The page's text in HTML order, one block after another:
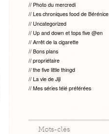
Photo du mercredi
Les chroniques food de Bérénice
Uncategorized
Up and down et tops five @en
Arrêt de la cigarette
Bons plans
propriétaire
the five little thingd
La vie de Jiji
Mes séries télé préférées
Mots-clés